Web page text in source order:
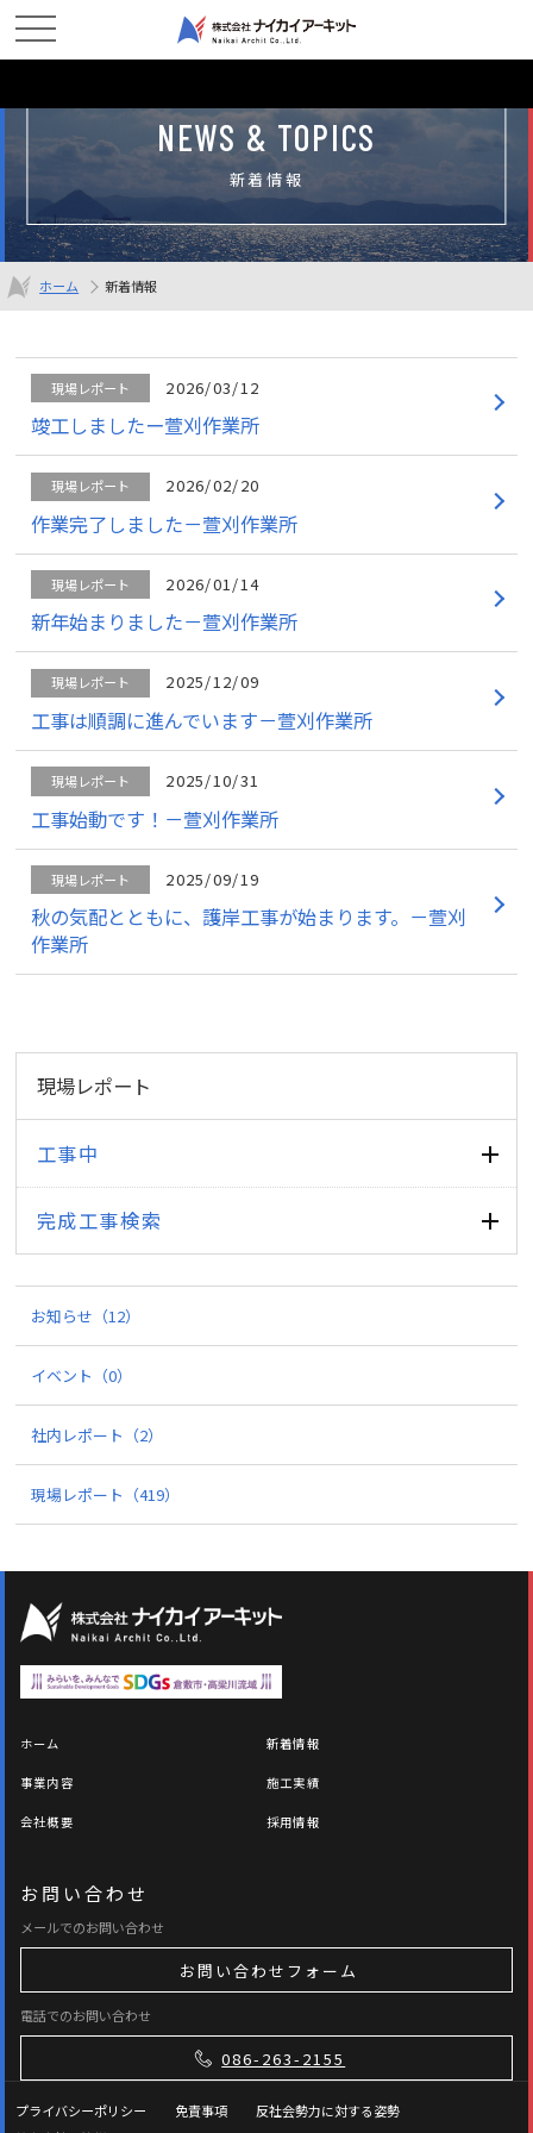
NEWS & TOPICS
新着情報
ホーム 新着情報
現場レポート 2026/03/12
竣工しましたー萱刈作業所
現場レポート 2026/02/20
作業完了しました－萱刈作業所
現場レポート 2026/01/14
新年始まりました－萱刈作業所
現場レポート 2025/12/09
工事は順調に進んでいます－萱刈作業所
現場レポート 2025/10/31
工事始動です！－萱刈作業所
現場レポート 2025/09/19
秋の気配とともに、護岸工事が始まります。－萱刈
作業所
現場レポート
工事中
完成工事検索
お知らせ （12）
イベント （0）
社内レポート （2）
現場レポート （419）
ホーム 新着情報
事業内容 施工実績
会社概要 採用情報
お問い合わせ
メールでのお問い合わせ
お問い合わせフォーム
電話でのお問い合わせ
086-263-2155
プライバシーポリシー 免責事項
反社会勢力に対する姿勢